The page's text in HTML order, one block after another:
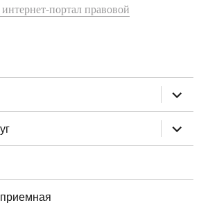
портал правовой
раскрыть
дочернее
меню
раскрыть
дочернее
меню